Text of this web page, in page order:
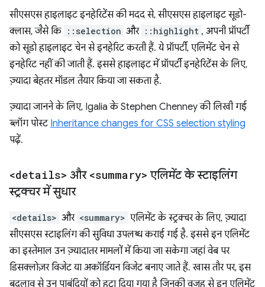
सीएसएस हाइलाइट इनहेरिटेंस की मदद से, सीएसएस हाइलाइट सूडो-
क्लास, जैसे कि ::selection और ::highlight , अपनी प्रॉपर्टी
को सूडो हाइलाइट चेन से इनहेरिट करती हैं. ये प्रॉपर्टी, एलिमेंट चेन से
इनहेरिट नहीं की जाती हैं. इससे हाइलाइट में प्रॉपर्टी इनहेरिटेंस के लिए,
ज़्यादा बेहतर मॉडल तैयार किया जा सकता है.
ज़्यादा जानने के लिए, Igalia के Stephen Chenney की लिखी गई
ब्लॉग पोस्ट Inheritance changes for CSS selection styling
पढ़ें.
<details> और <summary> एलिमेंट के स्टाइलिंग
स्ट्रक्चर में सुधार
<details> और <summary> एलिमेंट के स्ट्रक्चर के लिए, ज़्यादा
सीएसएस स्टाइलिंग की सुविधा उपलब्ध कराई गई है. इससे इन एलिमेंट
का इस्तेमाल उन ज़्यादातर मामलों में किया जा सकेगा जहां वेब पर
डिसक्लोज़र विजेट या अकॉर्डियन विजेट बनाए जाते हैं. खास तौर पर, इस
बदलाव से उन पाबंदियों को हटा दिया गया है जिनकी वजह से इन एलिमेंट